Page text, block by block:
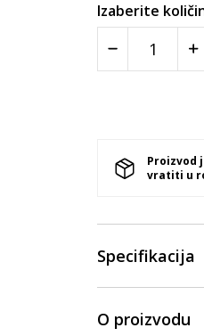
Izaberite
Proizvod
vratiti u
Specifikacija
O proizvodu